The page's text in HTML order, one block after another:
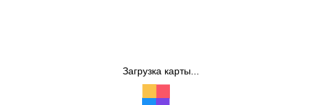
Загрузка карты...